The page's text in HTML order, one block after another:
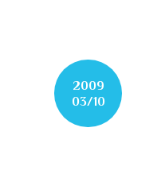
2009
03/10